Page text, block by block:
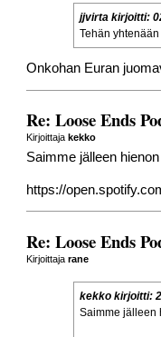
jjvirtakirjoitti:
Tehän
Onkohan Euran
Re: Loose Ends
Kirjoittaja kekko
Saimme jälleen
https://
Re: Loose Ends
Kirjoittajarane
kekkokirjoitti:
Saimme jälleen